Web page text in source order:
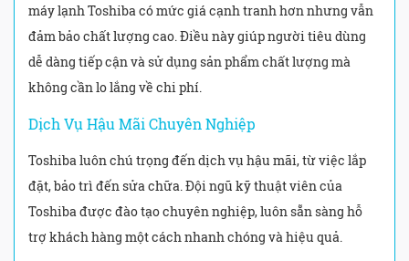
máy lạnh Toshiba có mức giá cạnh tranh hơn nhưng vẫn
đảm bảo chất lượng cao. Điều này giúp người tiêu dùng
dễ dàng tiếp cận và sử dụng sản phẩm chất lượng mà
không cần lo lắng về chi phí.
Dịch Vụ Hậu Mãi Chuyên Nghiệp
Toshiba luôn chú trọng đến dịch vụ hậu mãi, từ việc lắp
đặt, bảo trì đến sửa chữa. Đội ngũ kỹ thuật viên của
Toshiba được đào tạo chuyên nghiệp, luôn sẵn sàng hỗ
trợ khách hàng một cách nhanh chóng và hiệu quả.